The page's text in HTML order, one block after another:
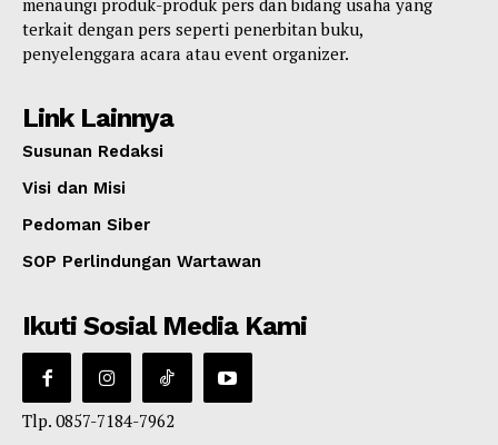
menaungi produk-produk pers dan bidang usaha yang
terkait dengan pers seperti penerbitan buku,
penyelenggara acara atau event organizer.
Link Lainnya
Susunan Redaksi
Visi dan Misi
Pedoman Siber
SOP Perlindungan Wartawan
Ikuti Sosial Media Kami
Tlp. 0857-7184-7962